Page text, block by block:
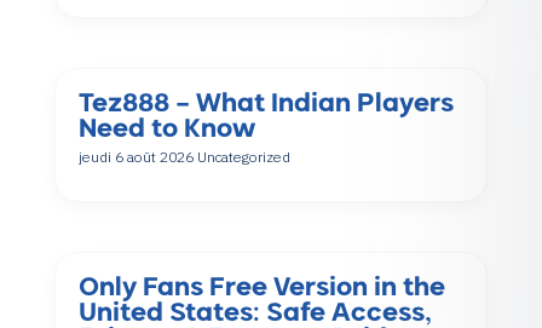
Tez888 – What Indian Players
Need to Know
jeudi 6 août 2026 Uncategorized
Only Fans Free Version in the
United States: Safe Access,